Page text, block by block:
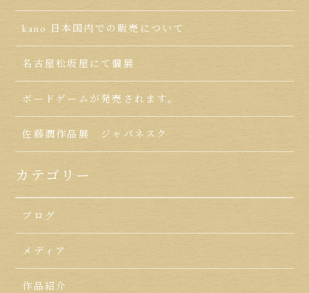
kano 日本国内での販売について
名古屋松坂屋にて個展
ボードゲームが発売されます。
佐藤潤作品展 ジャパネスク
カテゴリー
ブログ
メディア
作品紹介